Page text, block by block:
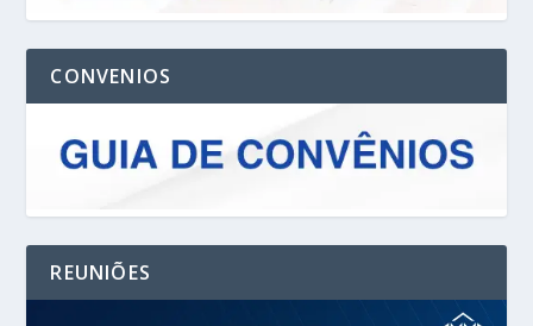
CONVENIOS
REUNIÕES